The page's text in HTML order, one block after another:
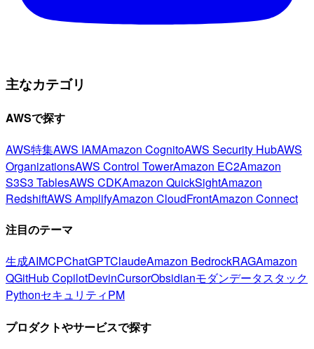
主なカテゴリ
AWSで探す
AWS特集AWS IAMAmazon CognitoAWS Security HubAWS
OrganizationsAWS Control TowerAmazon EC2Amazon
S3S3 TablesAWS CDKAmazon QuickSightAmazon
RedshiftAWS AmplifyAmazon CloudFrontAmazon Connect
注目のテーマ
生成AIMCPChatGPTClaudeAmazon BedrockRAGAmazon
QGitHub CopilotDevinCursorObsidianモダンデータスタック
PythonセキュリティPM
プロダクトやサービスで探す